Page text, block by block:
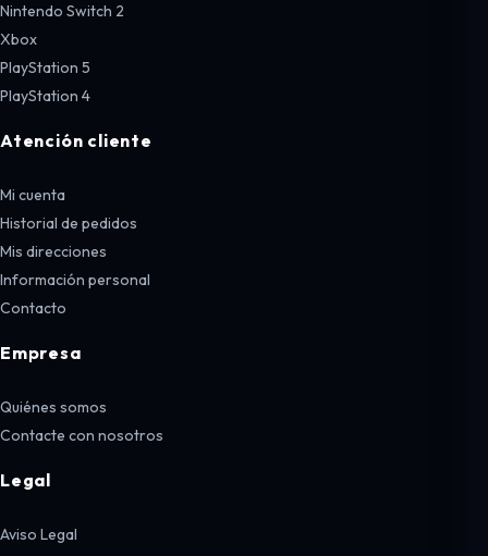
Nintendo Switch 2
Xbox
PlayStation 5
PlayStation 4
Atención cliente
Mi cuenta
Historial de pedidos
Mis direcciones
Información personal
Contacto
Empresa
Quiénes somos
Contacte con nosotros
Legal
Aviso Legal